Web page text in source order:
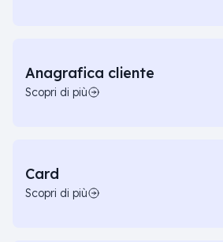
Anagrafica cliente
Scopri di più
Card
Scopri di più